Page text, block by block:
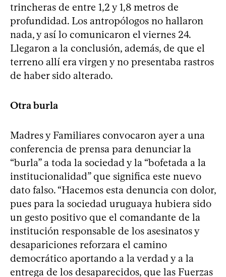
trincheras de entre 1,2 y 1,8 metros de
profundidad. Los antropólogos no hallaron
nada, y así lo comunicaron el viernes 24.
Llegaron a la conclusión, además, de que el
terreno allí era virgen y no presentaba rastros
de haber sido alterado.
Otra burla
Madres y Familiares convocaron ayer a una
conferencia de prensa para denunciar la
“burla” a toda la sociedad y la “bofetada a la
institucionalidad” que significa este nuevo
dato falso. “Hacemos esta denuncia con dolor,
pues para la sociedad uruguaya hubiera sido
un gesto positivo que el comandante de la
institución responsable de los asesinatos y
desapariciones reforzara el camino
democrático aportando a la verdad y a la
entrega de los desaparecidos, que las Fuerzas